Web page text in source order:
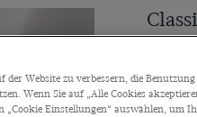
€79 /
Website zu verbessern, die
Wenn Sie auf „Alle Cookies
„Cookie Einstellungen“ auswählen, um